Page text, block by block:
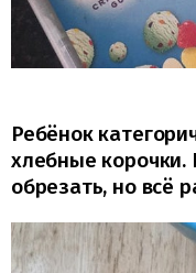
Ребёнок
хлебные корочки.
обрезать, но всё